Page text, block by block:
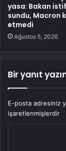
yasa: Bakan
sundu, Macron
etmedi
Ağustos 5, 2026
Bir yanıt
E-posta adresiniz
işaretlenmişlerdir